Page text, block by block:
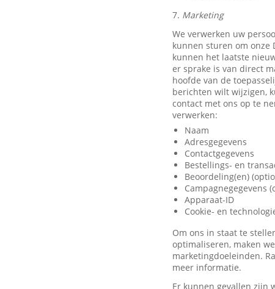
7. Marketing
We verwerken uw
kunnen sturen om onze
kunnen het laatste
er sprake is van direct
hoofde van de
berichten wilt wijzigen,
contact met ons op te
verwerken:
Naam
Adresgegevens
Contactgegevens
Bestellings- en
Beoordeling(en)
Campagnegegevens
Apparaat-ID
Cookie- en
Om ons in staat te
optimaliseren, maken
marketingdoeleinden.
meer informatie.
Er kunnen gevallen zijn